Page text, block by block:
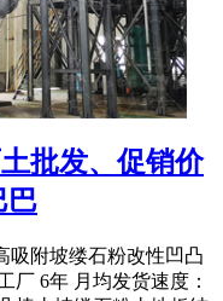
批发、促销价
巴
吸附坡缕石粉改性凹凸
厂 6年 月均发货速度：